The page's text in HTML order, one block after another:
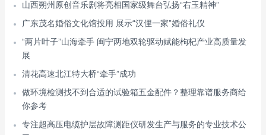
山西朔州原创音乐剧将亮相国家级舞台弘扬“右玉精神”
广东茂名婚俗文化馆投用 展示“汉俚一家”婚俗礼仪
“两片叶子”山海牵手 闽宁两地双轮驱动赋能枸杞产业高质量发
展
清花高速北江特大桥“牵手”成功
做环境检测找不到合适的试验箱五金配件？整理靠谱服务商给
你参考
专注超高压电缆护层故障测距仪研发生产与服务的专业技术公